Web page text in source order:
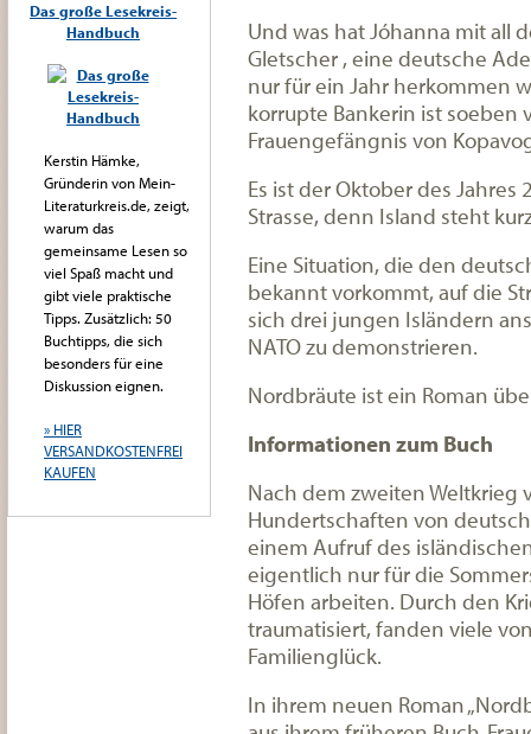
Und was hat Jóhanna mit all
Gletscher , eine deutsche
nur für ein Jahr herkommen
korrupte Bankerin ist
Frauengefängnis von
Es ist der Oktober des
Strasse, denn Island steht
Eine Situation, die den
bekannt vorkommt, auf die
sich drei jungen Isländern
NATO zu demonstrieren.
Nordbräute ist ein Roman
Informationen zum Buch
Nach dem zweiten Weltkrieg
Hundertschaften von
einem Aufruf des
eigentlich nur für die
Höfen arbeiten. Durch den
traumatisiert, fanden viele
Familienglück.
In ihrem neuen Roman
Das große Lesekreis-
Handbuch
Kerstin Hämke,
Gründerin von Mein-
Literaturkreis.de, zeigt,
warum das
gemeinsame Lesen so
viel Spaß macht und
gibt viele praktische
Tipps. Zusätzlich: 50
Buchtipps, die sich
besonders für eine
Diskussion eignen.
» HIER
VERSANDKOSTENFREI
KAUFEN